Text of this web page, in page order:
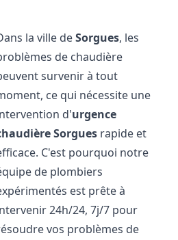
la ville deSorgues, les
de chaudière
survenir à tout
ce qui nécessite une
d'urgence
Sorgues rapide et
C'est pourquoi notre
de plombiers
est prête à
24h/24, 7j/7 pour
vos problèmes de